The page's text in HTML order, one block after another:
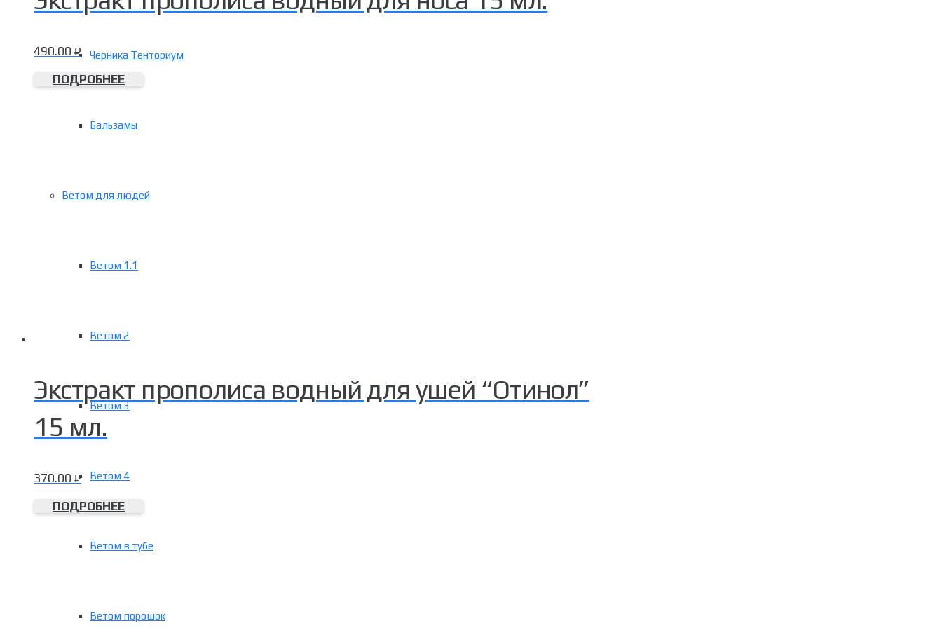
Черника Тенториум
Бальзамы
Ветом для людей
Ветом 1.1
Ветом 2
Ветом 3
Ветом 4
Ветом в тубе
Ветом порошок
490.00 ₽
ПОДРОБНЕЕ
Экстракт прополиса водный для ушей “Отинол”
15 мл.
370.00 ₽
ПОДРОБНЕЕ